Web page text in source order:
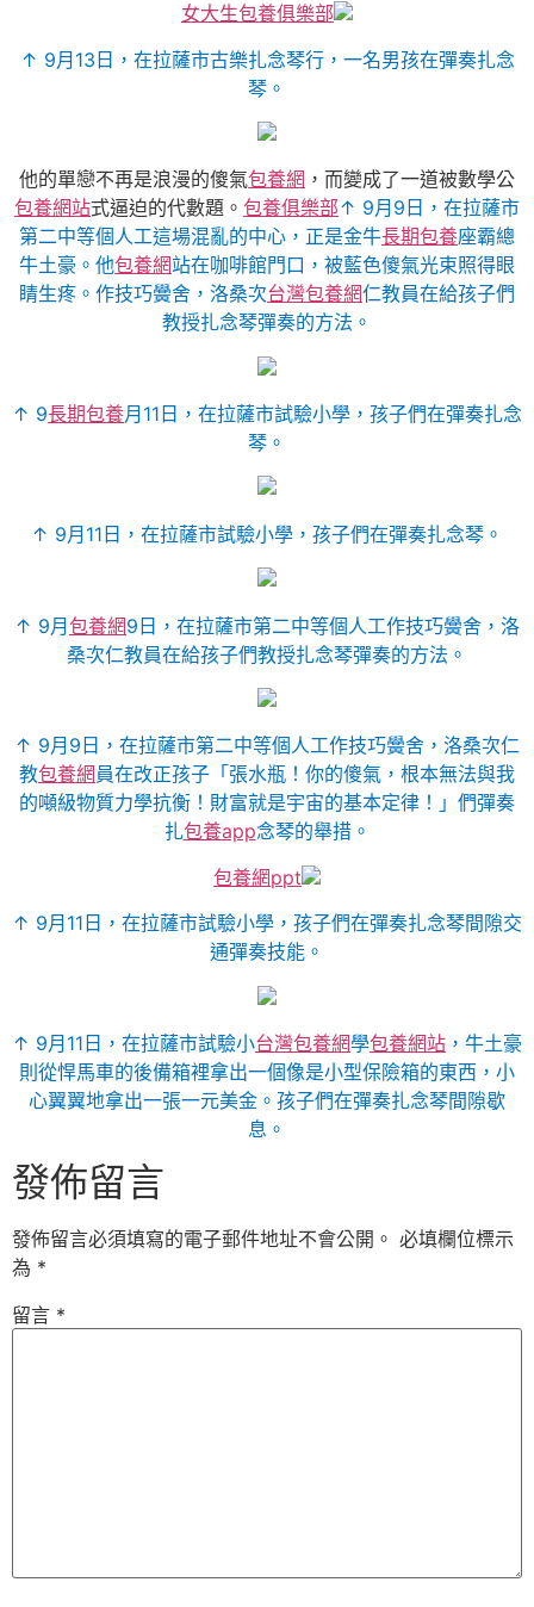
女大生包養俱樂部
↑ 9月13日，在拉薩市古樂扎念琴行，一名男孩在彈奏扎念
琴。
他的單戀不再是浪漫的傻氣包養網 ，而變成了一道被數學公
包養網站式逼迫的代數題。 包養俱樂部↑ 9月9日，在拉薩市
第二中等個人工這場混亂的中心，正是金牛長期包養座霸總
牛土豪。他包養網站在咖啡館門口，被藍色傻氣光束照得眼
睛生疼。作技巧黌舍，洛桑次台灣包養網仁教員在給孩子們
教授扎念琴彈奏的方法。
↑ 9長期包養月11日，在拉薩市試驗小學，孩子們在彈奏扎念
琴。
↑ 9月11日，在拉薩市試驗小學，孩子們在彈奏扎念琴。
↑ 9月包養網9日，在拉薩市第二中等個人工作技巧黌舍，洛
桑次仁教員在給孩子們教授扎念琴彈奏的方法。
↑ 9月9日，在拉薩市第二中等個人工作技巧黌舍，洛桑次仁
教包養網 員在改正孩子「張水瓶！你的傻氣，根本無法與我
的噸級物質力學抗衡！財富就是宇宙的基本定律！」們彈奏
扎包養app念琴的舉措。
包養網ppt
↑ 9月11日，在拉薩市試驗小學，孩子們在彈奏扎念琴間隙交
通彈奏技能。
↑ 9月11日，在拉薩市試驗小台灣包養網學包養網站 ，牛土豪
則從悍馬車的後備箱裡拿出一個像是小型保險箱的東西，小
心翼翼地拿出一張一元美金。孩子們在彈奏扎念琴間隙歇
息。
發佈留言
發佈留言必須填寫的電子郵件地址不會公開。 必填欄位標示
為 *
留言 *